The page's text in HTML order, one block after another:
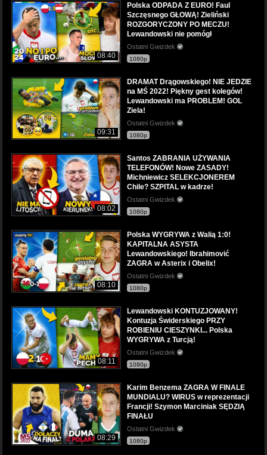
08:40
Polska ODPADA Z EURO! Faul
Szczęsnego GŁOWĄ! Zieliński
ROZGORYCZONY PO MECZU!
Lewandowski nie pomógł
Ostatni Gwizdek
1080p
09:31
DRAMAT Drągowskiego! NIE JEDZIE
na MŚ 2022! Piękny gest kolegów!
Lewandowski ma PROBLEM! GOL
Ziela!
Ostatni Gwizdek
1080p
08:02
Santos ZABRANIA UŻYWANIA
TELEFONÓW! Nowe ZASADY!
Michniewicz SELEKCJONEREM
Chile? SZPITAL w kadrze!
Ostatni Gwizdek
1080p
08:10
Polska WYGRYWA z Walią 1:0!
KAPITALNA ASYSTA
Lewandowskiego! Ibrahimović
ZAGRA w Asterix i Obelix!
Ostatni Gwizdek
1080p
08:11
Lewandowski KONTUZJOWANY!
Kontuzja Świderskiego PRZY
ROBIENIU CIESZYNKI... Polska
WYGRYWA z Turcją!
Ostatni Gwizdek
1080p
08:29
Karim Benzema ZAGRA W FINALE
MUNDIALU? WIRUS w reprezentacji
Francji! Szymon Marciniak SĘDZIĄ
FINAŁU
Ostatni Gwizdek
1080p